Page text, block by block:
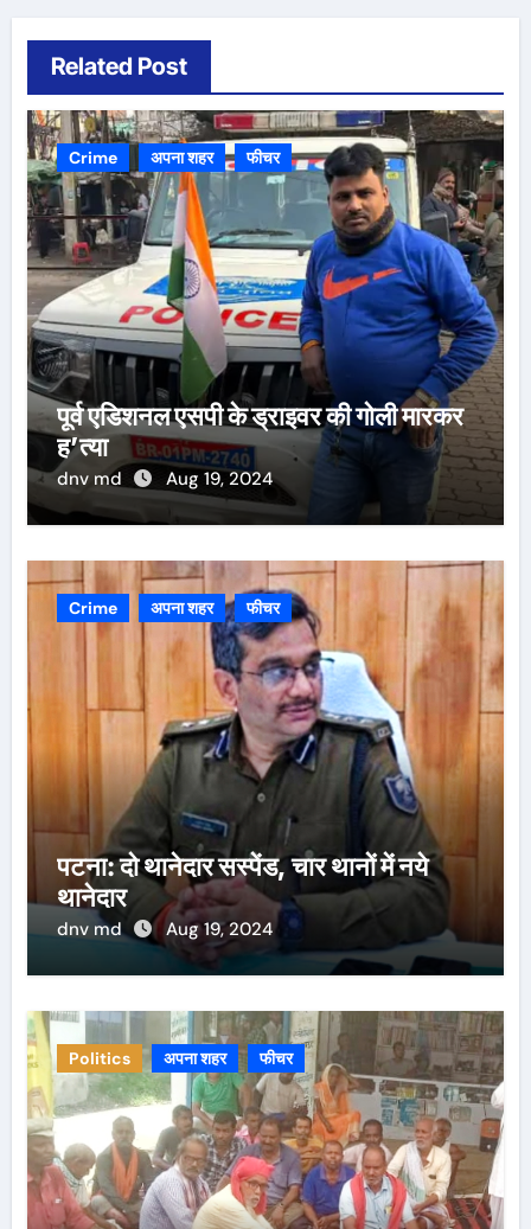
Related Post
Crime अपना शहर फीचर
पूर्व एडिशनल एसपी के ड्राइवर की गोली मारकर
ह’त्या
dnv md Aug 19, 2024
Crime अपना शहर फीचर
पटना: दो थानेदार सस्पेंड, चार थानों में नये
थानेदार
dnv md Aug 19, 2024
Politics अपना शहर फीचर